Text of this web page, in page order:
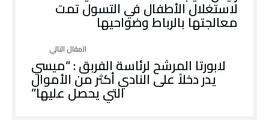
لاستغلال الأطفال في التسول تمت
معالجتها بالرباط وضواحيها
لابورتا المرشح لرئاسة الفربق : “ميسي
يدر دخلاً على النادي أكثر من الأموال
التي يحصل عليها”